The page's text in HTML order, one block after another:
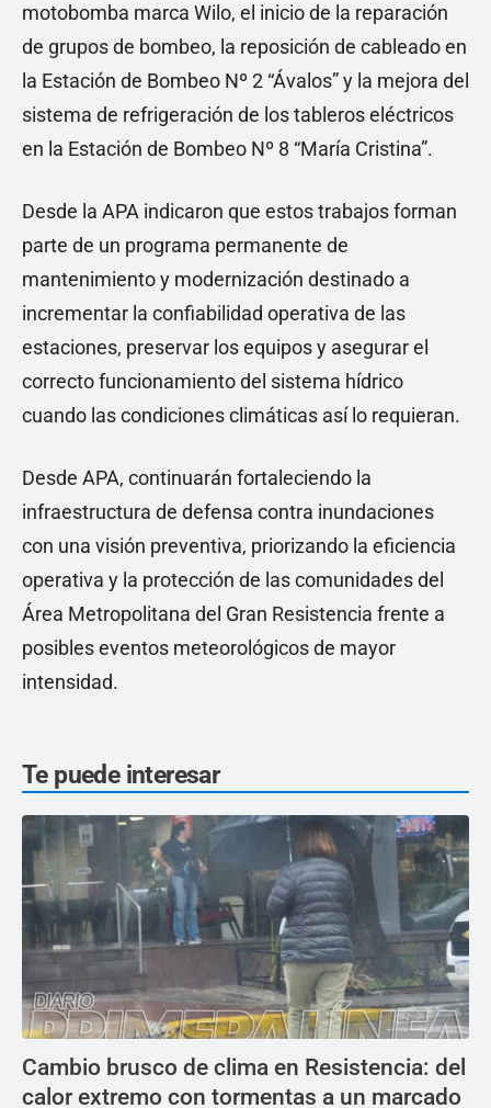
motobomba marca Wilo, el inicio de la reparación
de grupos de bombeo, la reposición de cableado en
la Estación de Bombeo Nº 2 “Ávalos” y la mejora del
sistema de refrigeración de los tableros eléctricos
en la Estación de Bombeo Nº 8 “María Cristina”.
Desde la APA indicaron que estos trabajos forman
parte de un programa permanente de
mantenimiento y modernización destinado a
incrementar la confiabilidad operativa de las
estaciones, preservar los equipos y asegurar el
correcto funcionamiento del sistema hídrico
cuando las condiciones climáticas así lo requieran.
Desde APA, continuarán fortaleciendo la
infraestructura de defensa contra inundaciones
con una visión preventiva, priorizando la eficiencia
operativa y la protección de las comunidades del
Área Metropolitana del Gran Resistencia frente a
posibles eventos meteorológicos de mayor
intensidad.
Te puede interesar
Cambio brusco de clima en Resistencia: del
calor extremo con tormentas a un marcado